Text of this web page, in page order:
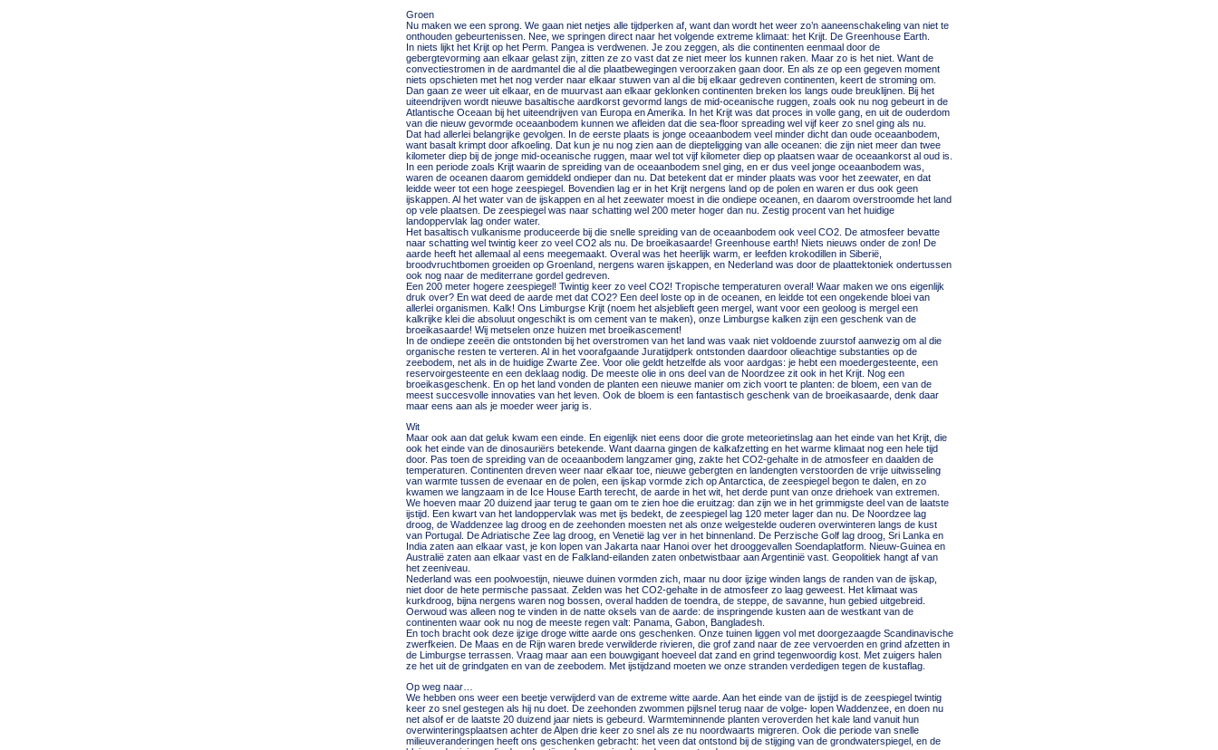
Groen
Nu maken we een sprong. We gaan niet netjes alle tijdperken af, want dan wordt het weer zo’n aaneenschakeling van niet te
onthouden gebeurtenissen. Nee, we springen direct naar het volgende extreme klimaat: het Krijt. De Greenhouse Earth.
In niets lijkt het Krijt op het Perm. Pangea is verdwenen. Je zou zeggen, als die continenten eenmaal door de
gebergtevorming aan elkaar gelast zijn, zitten ze zo vast dat ze niet meer los kunnen raken. Maar zo is het niet. Want de
convectiestromen in de aardmantel die al die plaatbewegingen veroorzaken gaan door. En als ze op een gegeven moment
niets opschieten met het nog verder naar elkaar stuwen van al die bij elkaar gedreven continenten, keert de stroming om.
Dan gaan ze weer uit elkaar, en de muurvast aan elkaar geklonken continenten breken los langs oude breuklijnen. Bij het
uiteendrijven wordt nieuwe basaltische aardkorst gevormd langs de mid-oceanische ruggen, zoals ook nu nog gebeurt in de
Atlantische Oceaan bij het uiteendrijven van Europa en Amerika. In het Krijt was dat proces in volle gang, en uit de ouderdom
van die nieuw gevormde oceaanbodem kunnen we afleiden dat die sea-floor spreading wel vijf keer zo snel ging als nu.
Dat had allerlei belangrijke gevolgen. In de eerste plaats is jonge oceaanbodem veel minder dicht dan oude oceaanbodem,
want basalt krimpt door afkoeling. Dat kun je nu nog zien aan de diepteligging van alle oceanen: die zijn niet meer dan twee
kilometer diep bij de jonge mid-oceanische ruggen, maar wel tot vijf kilometer diep op plaatsen waar de oceaankorst al oud is.
In een periode zoals Krijt waarin de spreiding van de oceaanbodem snel ging, en er dus veel jonge oceaanbodem was,
waren de oceanen daarom gemiddeld ondieper dan nu. Dat betekent dat er minder plaats was voor het zeewater, en dat
leidde weer tot een hoge zeespiegel. Bovendien lag er in het Krijt nergens land op de polen en waren er dus ook geen
ijskappen. Al het water van de ijskappen en al het zeewater moest in die ondiepe oceanen, en daarom overstroomde het land
op vele plaatsen. De zeespiegel was naar schatting wel 200 meter hoger dan nu. Zestig procent van het huidige
landoppervlak lag onder water.
Het basaltisch vulkanisme produceerde bij die snelle spreiding van de oceaanbodem ook veel CO2. De atmosfeer bevatte
naar schatting wel twintig keer zo veel CO2 als nu. De broeikasaarde! Greenhouse earth! Niets nieuws onder de zon! De
aarde heeft het allemaal al eens meegemaakt. Overal was het heerlijk warm, er leefden krokodillen in Siberië,
broodvruchtbomen groeiden op Groenland, nergens waren ijskappen, en Nederland was door de plaattektoniek ondertussen
ook nog naar de mediterrane gordel gedreven.
Een 200 meter hogere zeespiegel! Twintig keer zo veel CO2! Tropische temperaturen overal! Waar maken we ons eigenlijk
druk over? En wat deed de aarde met dat CO2? Een deel loste op in de oceanen, en leidde tot een ongekende bloei van
allerlei organismen. Kalk! Ons Limburgse Krijt (noem het alsjeblieft geen mergel, want voor een geoloog is mergel een
kalkrijke klei die absoluut ongeschikt is om cement van te maken), onze Limburgse kalken zijn een geschenk van de
broeikasaarde! Wij metselen onze huizen met broeikascement!
In de ondiepe zeeën die ontstonden bij het overstromen van het land was vaak niet voldoende zuurstof aanwezig om al die
organische resten te verteren. Al in het voorafgaande Juratijdperk ontstonden daardoor olieachtige substanties op de
zeebodem, net als in de huidige Zwarte Zee. Voor olie geldt hetzelfde als voor aardgas: je hebt een moedergesteente, een
reservoirgesteente en een deklaag nodig. De meeste olie in ons deel van de Noordzee zit ook in het Krijt. Nog een
broeikasgeschenk. En op het land vonden de planten een nieuwe manier om zich voort te planten: de bloem, een van de
meest succesvolle innovaties van het leven. Ook de bloem is een fantastisch geschenk van de broeikasaarde, denk daar
maar eens aan als je moeder weer jarig is.
Wit
Maar ook aan dat geluk kwam een einde. En eigenlijk niet eens door die grote meteorietinslag aan het einde van het Krijt, die
ook het einde van de dinosauriërs betekende. Want daarna gingen de kalkafzetting en het warme klimaat nog een hele tijd
door. Pas toen de spreiding van de oceaanbodem langzamer ging, zakte het CO2-gehalte in de atmosfeer en daalden de
temperaturen. Continenten dreven weer naar elkaar toe, nieuwe gebergten en landengten verstoorden de vrije uitwisseling
van warmte tussen de evenaar en de polen, een ijskap vormde zich op Antarctica, de zeespiegel begon te dalen, en zo
kwamen we langzaam in de Ice House Earth terecht, de aarde in het wit, het derde punt van onze driehoek van extremen.
We hoeven maar 20 duizend jaar terug te gaan om te zien hoe die eruitzag: dan zijn we in het grimmigste deel van de laatste
ijstijd. Een kwart van het landoppervlak was met ijs bedekt, de zeespiegel lag 120 meter lager dan nu. De Noordzee lag
droog, de Waddenzee lag droog en de zeehonden moesten net als onze welgestelde ouderen overwinteren langs de kust
van Portugal. De Adriatische Zee lag droog, en Venetië lag ver in het binnenland. De Perzische Golf lag droog, Sri Lanka en
India zaten aan elkaar vast, je kon lopen van Jakarta naar Hanoi over het drooggevallen Soendaplatform. Nieuw-Guinea en
Australië zaten aan elkaar vast en de Falkland-eilanden zaten onbetwistbaar aan Argentinië vast. Geopolitiek hangt af van
het zeeniveau.
Nederland was een poolwoestijn, nieuwe duinen vormden zich, maar nu door ijzige winden langs de randen van de ijskap,
niet door de hete permische passaat. Zelden was het CO2-gehalte in de atmosfeer zo laag geweest. Het klimaat was
kurkdroog, bijna nergens waren nog bossen, overal hadden de toendra, de steppe, de savanne, hun gebied uitgebreid.
Oerwoud was alleen nog te vinden in de natte oksels van de aarde: de inspringende kusten aan de westkant van de
continenten waar ook nu nog de meeste regen valt: Panama, Gabon, Bangladesh.
En toch bracht ook deze ijzige droge witte aarde ons geschenken. Onze tuinen liggen vol met doorgezaagde Scandinavische
zwerfkeien. De Maas en de Rijn waren brede verwilderde rivieren, die grof zand naar de zee vervoerden en grind afzetten in
de Limburgse terrassen. Vraag maar aan een bouwgigant hoeveel dat zand en grind tegenwoordig kost. Met zuigers halen
ze het uit de grindgaten en van de zeebodem. Met ijstijdzand moeten we onze stranden verdedigen tegen de kustaflag.
Op weg naar…
We hebben ons weer een beetje verwijderd van de extreme witte aarde. Aan het einde van de ijstijd is de zeespiegel twintig
keer zo snel gestegen als hij nu doet. De zeehonden zwommen pijlsnel terug naar de volge- lopen Waddenzee, en doen nu
net alsof er de laatste 20 duizend jaar niets is gebeurd. Warmteminnende planten veroverden het kale land vanuit hun
overwinteringsplaatsen achter de Alpen drie keer zo snel als ze nu noordwaarts migreren. Ook die periode van snelle
milieuveranderingen heeft ons geschenken gebracht: het veen dat ontstond bij de stijging van de grondwaterspiegel, en de